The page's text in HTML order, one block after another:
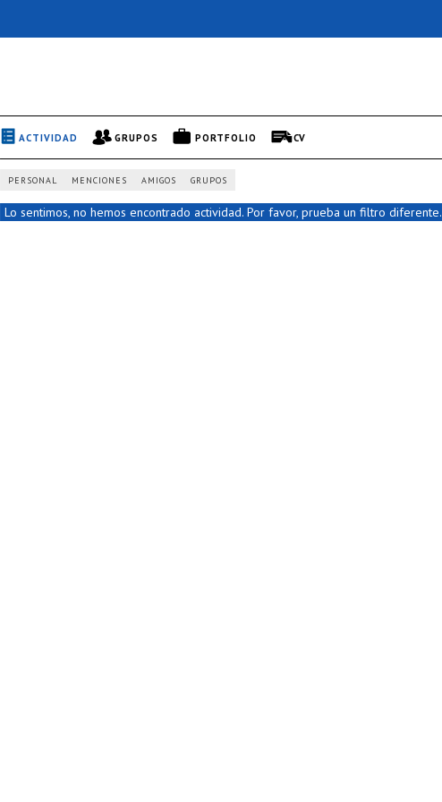
ACTIVIDAD GRUPOS PORTFOLIO CV
PERSONAL MENCIONES AMIGOS GRUPOS
Lo sentimos, no hemos encontrado actividad. Por favor, prueba un filtro diferente.